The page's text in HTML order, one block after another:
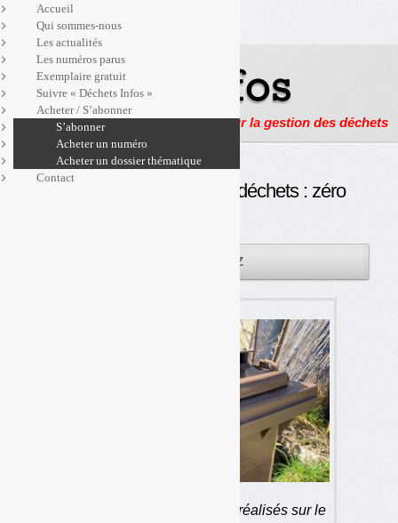
Actualités, enquêtes et reportages sur la gestion des déchets
Gros producteurs de biodéchets : zéro
OLIVIER GUICHARDAZ
Combien de contrôles sont réalisés sur le
Accueil
Qui sommes-nous
Les actualités
Les numéros parus
Exemplaire gratuit
Suivre « Déchets Infos »
Acheter / S’abonner
S’abonner
Acheter un numéro
Acheter un dossier thématique
Contact